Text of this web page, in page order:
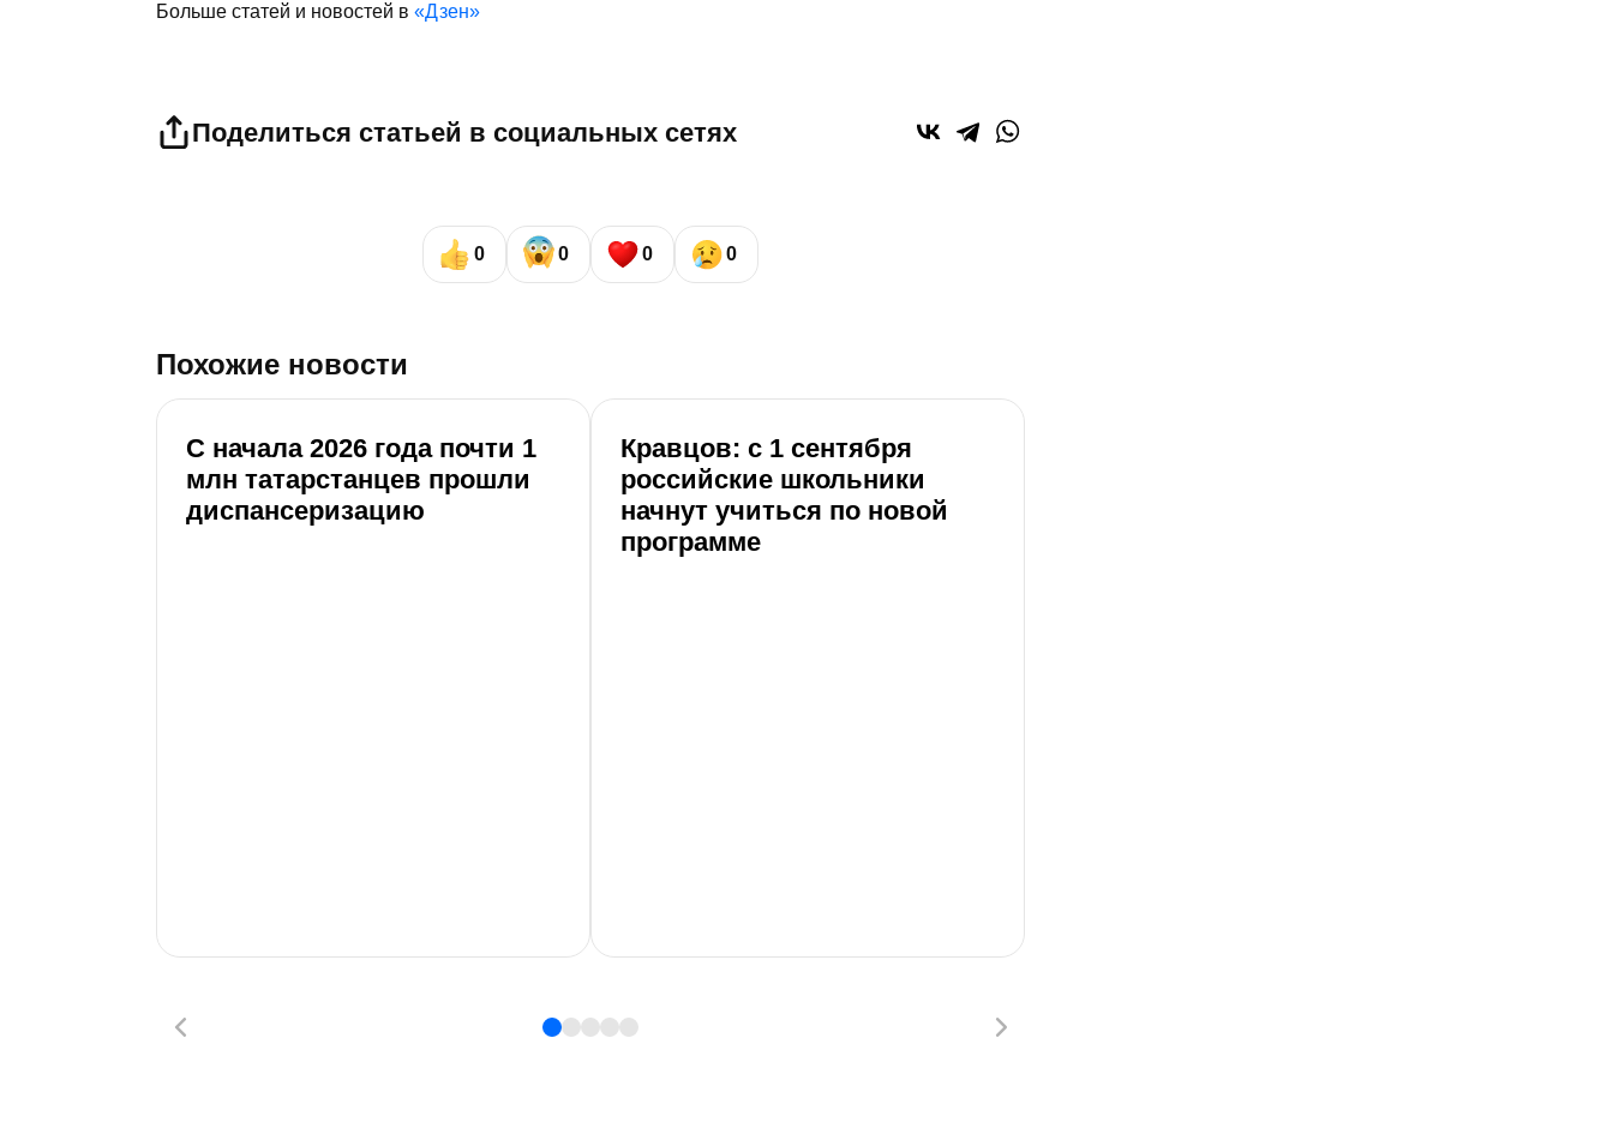
Больше статей и новостей в «Дзен»
Поделиться статьей в социальных сетях
0 0 0 0
Похожие новости
С начала 2026 года почти 1
млн татарстанцев прошли
диспансеризацию
Кравцов: с 1 сентября
российские школьники
начнут учиться по новой
программе